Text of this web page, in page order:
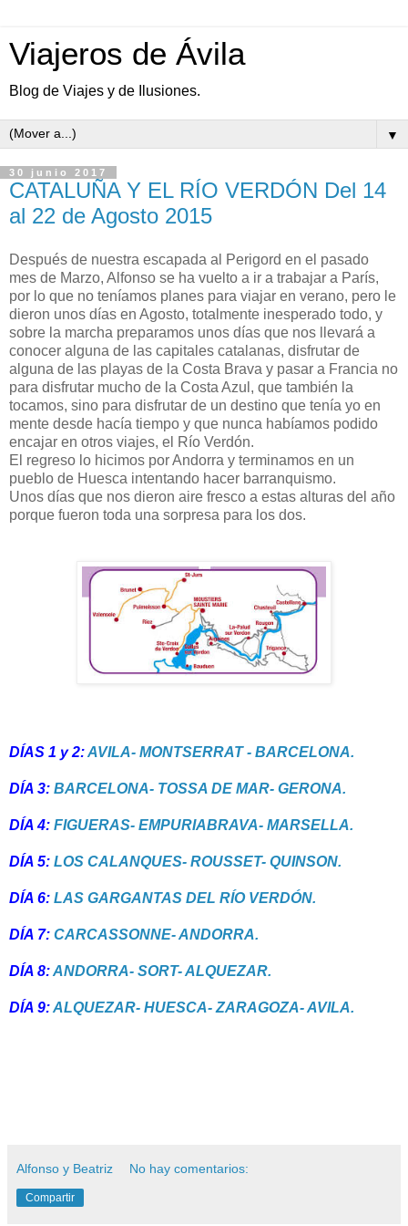
Viajeros de Ávila
Blog de Viajes y de Ilusiones.
▼
30 junio 2017
CATALUÑA Y EL RÍO VERDÓN Del 14
al 22 de Agosto 2015
Después de nuestra escapada al Perigord en el pasado
mes de Marzo, Alfonso se ha vuelto a ir a trabajar a París,
por lo que no teníamos planes para viajar en verano, pero le
dieron unos días en Agosto, totalmente inesperado todo, y
sobre la marcha preparamos unos días que nos llevará a
conocer alguna de las capitales catalanas, disfrutar de
alguna de las playas de la Costa Brava y pasar a Francia no
para disfrutar mucho de la Costa Azul, que también la
tocamos, sino para disfrutar de un destino que tenía yo en
mente desde hacía tiempo y que nunca habíamos podido
encajar en otros viajes, el Río Verdón.
El regreso lo hicimos por Andorra y terminamos en un
pueblo de Huesca intentando hacer barranquismo.
Unos días que nos dieron aire fresco a estas alturas del año
porque fueron toda una sorpresa para los dos.
DÍAS 1 y 2:AVILA- MONTSERRAT - BARCELONA.
DÍA 3: BARCELONA- TOSSA DE MAR- GERONA.
DÍA 4: FIGUERAS- EMPURIABRAVA- MARSELLA.
DÍA 5: LOS CALANQUES- ROUSSET- QUINSON.
DÍA 6: LAS GARGANTAS DEL RÍO VERDÓN.
DÍA 7: CARCASSONNE- ANDORRA.
DÍA 8:ANDORRA- SORT- ALQUEZAR.
DÍA 9:ALQUEZAR- HUESCA- ZARAGOZA- AVILA.
Alfonso y Beatriz No hay comentarios:
Compartir